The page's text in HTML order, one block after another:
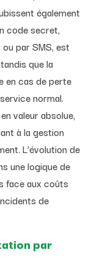
également
code secret,
par SMS, est
que la
en cas de perte
normal.
valeur absolue,
à la gestion
L’évolution de
une logique de
face aux coûts
de
par